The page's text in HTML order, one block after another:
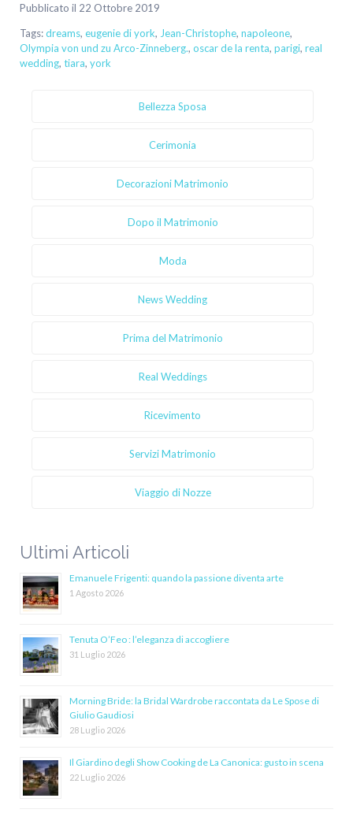
Pubblicato il 22 Ottobre 2019
Tags:dreams, eugenie di york, Jean-Christophe, napoleone,
Olympia von und zu Arco-Zinneberg., oscar de la renta, parigi, real
wedding, tiara, york
Bellezza Sposa
Cerimonia
Decorazioni Matrimonio
Dopo il Matrimonio
Moda
News Wedding
Prima del Matrimonio
Real Weddings
Ricevimento
Servizi Matrimonio
Viaggio di Nozze
Ultimi Articoli
Emanuele Frigenti: quando la passione diventa arte
1 Agosto 2026
Tenuta O’Feo : l’eleganza di accogliere
31 Luglio 2026
Morning Bride: la Bridal Wardrobe raccontata da Le Spose di
Giulio Gaudiosi
28 Luglio 2026
Il Giardino degli Show Cooking de La Canonica: gusto in scena
22 Luglio 2026